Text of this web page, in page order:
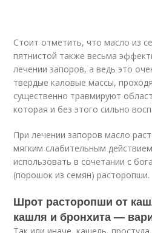
Стоит отметить, что масло из
пятнистой также весьма
лечении запоров, а ведь это
твердые каловые массы,
существенно травмируют
которая и без этого сильно
При лечении запоров масло
мягким слабительным
использовать в сочетании с
(порошок из семян) расторопши.
Шрот расторопши от
кашля и бронхита —